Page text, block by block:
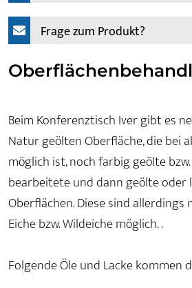
Frage zum Produkt?
Beim Konferenztisch Iver gibt es
Natur geölten Oberfläche, die bei
möglich ist, noch farbig geölte
bearbeitete und dann geölte oder
Oberflächen. Diese sind
Eiche bzw. Wildeiche möglich. .
Folgende Öle und Lacke kommen